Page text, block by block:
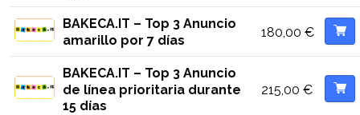
BAKECA.IT – Top 3 Anuncio
amarillo por 7 días
180,00 €
BAKECA.IT – Top 3 Anuncio
de línea prioritaria durante
15 días
215,00 €